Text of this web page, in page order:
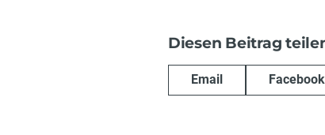
Diesen Beitrag
Email Facebook